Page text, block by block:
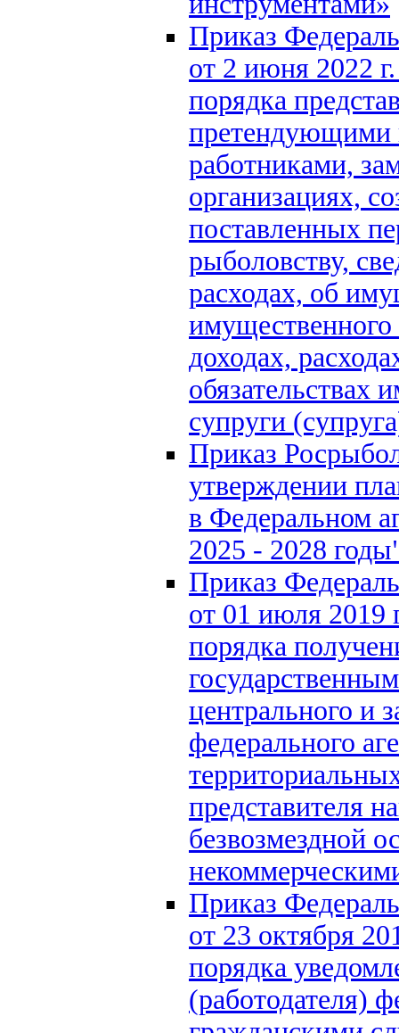
Приказ
от 2 июня 2022
порядка
претендующими
работниками,
организациях,
поставленных
рыболовству,
расходах, об
имущественного
доходах,
обязательствах
супруги
Приказ
утверждении
в Федеральном
2025 - 2028
Приказ
от 01 июля
порядка
центрального и
федерального
представителя
безвозмездной
Приказ
от 23 октября
порядка
(работодателя)